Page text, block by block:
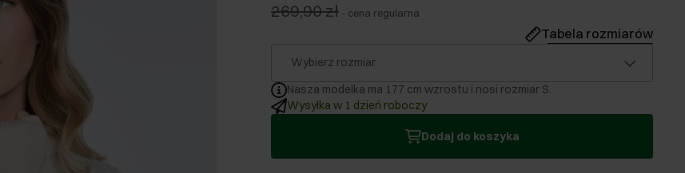
269,90 zł - cena regularna
Tabela rozmiarów
Wybierz rozmiar
Nasza modelka ma 177 cm wzrostu i nosi rozmiar S.
Wysyłka w 1 dzień roboczy
Dodaj do koszyka